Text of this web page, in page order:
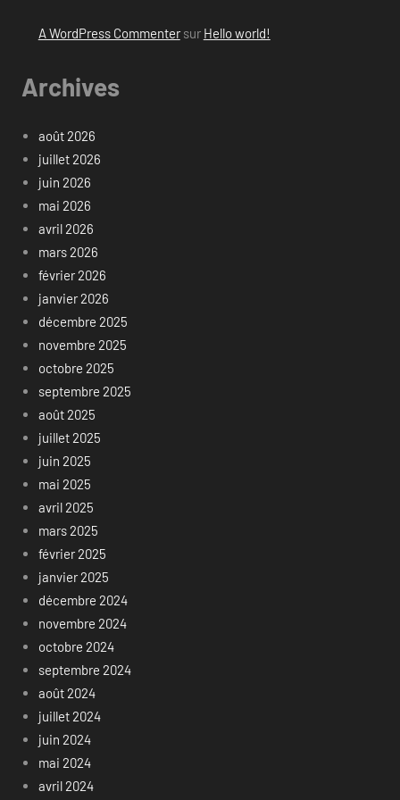
A WordPress Commentersur Hello world!
Archives
août 2026
juillet 2026
juin 2026
mai 2026
avril 2026
mars 2026
février 2026
janvier 2026
décembre 2025
novembre 2025
octobre 2025
septembre 2025
août 2025
juillet 2025
juin 2025
mai 2025
avril 2025
mars 2025
février 2025
janvier 2025
décembre 2024
novembre 2024
octobre 2024
septembre 2024
août 2024
juillet 2024
juin 2024
mai 2024
avril 2024